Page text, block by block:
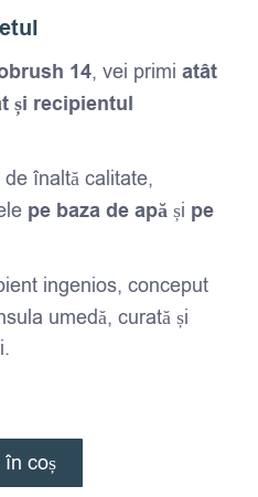
14, vei primi atât
și recipientul
înaltă calitate,
pe baza de apă și pe
ingenios, conceput
umedă, curată și
în coș